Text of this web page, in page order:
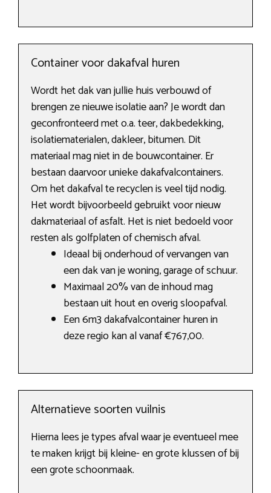
Container voor dakafval huren
Wordt het dak van jullie huis verbouwd of
brengen ze nieuwe isolatie aan? Je wordt dan
geconfronteerd met o.a. teer, dakbedekking,
isolatiematerialen, dakleer, bitumen. Dit
materiaal mag niet in de bouwcontainer. Er
bestaan daarvoor unieke dakafvalcontainers.
Om het dakafval te recyclen is veel tijd nodig.
Het wordt bijvoorbeeld gebruikt voor nieuw
dakmateriaal of asfalt. Het is niet bedoeld voor
resten als golfplaten of chemisch afval.
Ideaal bij onderhoud of vervangen van
een dak van je woning, garage of schuur.
Maximaal 20% van de inhoud mag
bestaan uit hout en overig sloopafval.
Een 6m3 dakafvalcontainer huren in
deze regio kan al vanaf €767,00.
Alternatieve soorten vuilnis
Hierna lees je types afval waar je eventueel mee
te maken krijgt bij kleine- en grote klussen of bij
een grote schoonmaak.